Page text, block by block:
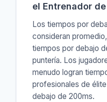
el Entrenador
Los tiempos por
consideran
tiempos por debajo
puntería. Los
menudo logran
profesionales de
debajo de 200ms.